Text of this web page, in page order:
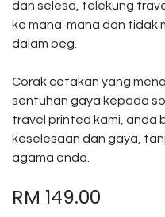
dan selesa, telekung
ke mana-mana dan tidak
dalam beg.
Corak cetakan yang
sentuhan gaya kepada
travel printed kami, anda
keselesaan dan gaya,
agama anda.
RM 149.00